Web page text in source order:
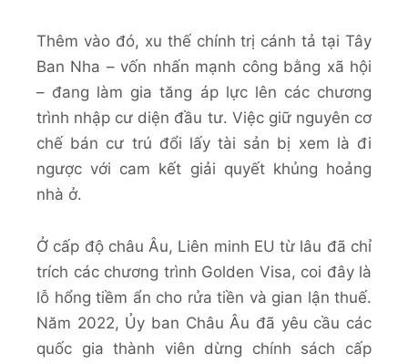
Thêm vào đó, xu thế chính trị cánh tả tại Tây
Ban Nha – vốn nhấn mạnh công bằng xã hội
– đang làm gia tăng áp lực lên các chương
trình nhập cư diện đầu tư. Việc giữ nguyên cơ
chế bán cư trú đổi lấy tài sản bị xem là đi
ngược với cam kết giải quyết khủng hoảng
nhà ở.
Ở cấp độ châu Âu, Liên minh EU từ lâu đã chỉ
trích các chương trình Golden Visa, coi đây là
lỗ hổng tiềm ẩn cho rửa tiền và gian lận thuế.
Năm 2022, Ủy ban Châu Âu đã yêu cầu các
quốc gia thành viên dừng chính sách cấp